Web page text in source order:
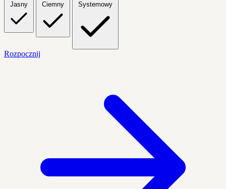
Jasny Ciemny Systemowy
Rozpocznij